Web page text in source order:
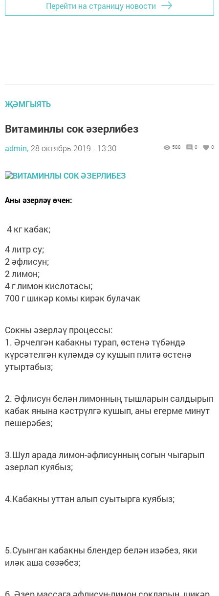
Перейти на страницу новости
ҖӘМГЫЯТЬ
Витаминлы сок әзерлибез
admin, 28 октябрь 2019 - 13:30 588 0 0
Аны әзерләү өчен:
4 кг кабак;
4 литр су;
2 әфлисун;
2 лимон;
4 г лимон кислотасы;
700 г шикәр комы кирәк булачак
Сокны әзерләү процессы:
1. Әрчелгән кабакны турап, өстенә түбәндә
күрсәтелгән күләмдә су кушып плитә өстенә
утыртабыз;
2. Әфлисун белән лимонның тышларын салдырып
кабак янына кәстрүлгә кушып, аны егерме минут
пешерәбез;
3.Шул арада лимон-әфлисунның согын чыгарып
әзерләп куябыз;
4.Кабакны уттан алып суытырга куябыз;
5.Суынган кабакны блендер белән изәбез, яки
иләк аша сөзәбез;